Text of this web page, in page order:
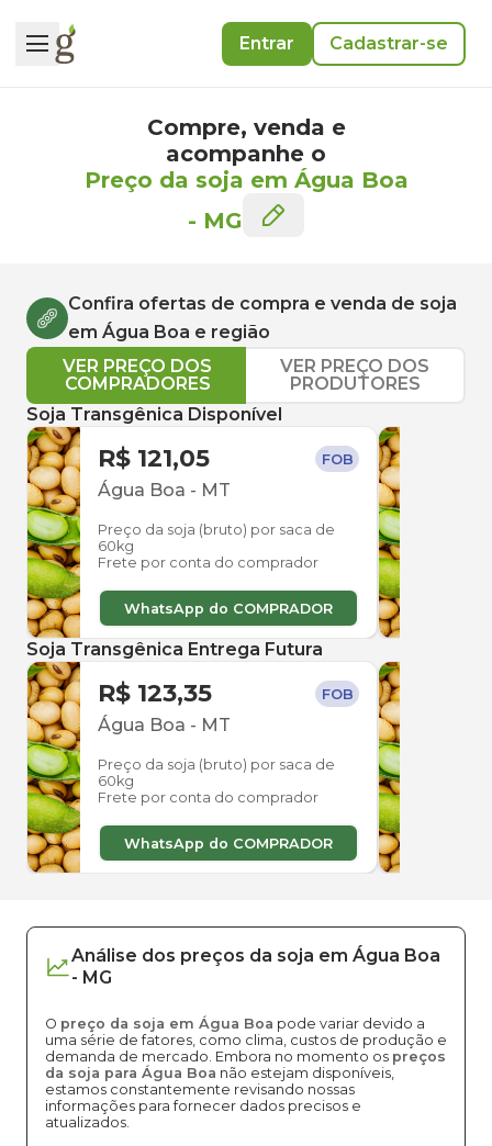
Entrar Cadastrar-se
Compre, venda e
acompanhe o
Preço da soja em Água Boa
- MG
Confira ofertas de compra e venda de soja
em Água Boa e região
VER PREÇO DOS
COMPRADORES
VER PREÇO DOS
PRODUTORES
Soja Transgênica Disponível
R$ 121,05 FOB
Água Boa - MT
Preço da soja (bruto) por saca de
60kg
Frete por conta do comprador
WhatsApp do COMPRADOR
Soja Transgênica Entrega Futura
R$ 123,35 FOB
Água Boa - MT
Preço da soja (bruto) por saca de
60kg
Frete por conta do comprador
WhatsApp do COMPRADOR
Análise dos preços da soja em Água Boa
- MG
O preço da soja em Água Boa pode variar devido a
uma série de fatores, como clima, custos de produção e
demanda de mercado. Embora no momento os preços
da soja para Água Boa não estejam disponíveis,
estamos constantemente revisando nossas
informações para fornecer dados precisos e
atualizados.